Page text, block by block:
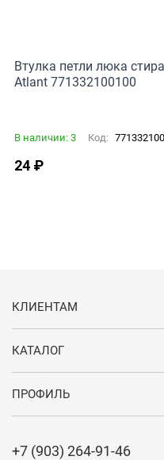
Втулка петли люка
Atlant 771332100100
В наличии: 3 Код:
24 ₽
КЛИЕНТАМ
КАТАЛОГ
ПРОФИЛЬ
+7 (903) 264-91-46